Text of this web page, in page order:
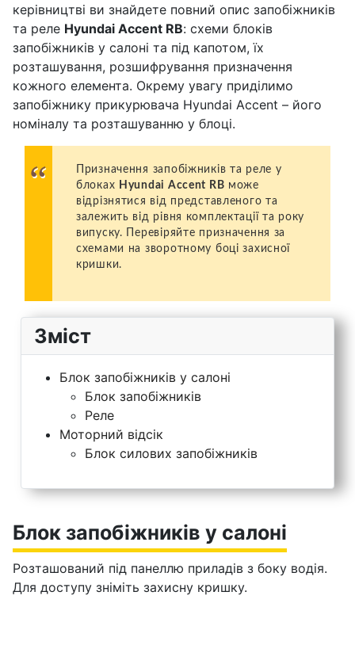
керівництві ви знайдете повний опис запобіжників
та реле Hyundai Accent RB: схеми блоків
запобіжників у салоні та під капотом, їх
розташування, розшифрування призначення
кожного елемента. Окрему увагу приділимо
запобіжнику прикурювача Hyundai Accent – його
номіналу та розташуванню у блоці.
Призначення запобіжників та реле у
блоках Hyundai Accent RB може
відрізнятися від представленого та
залежить від рівня комплектації та року
випуску. Перевіряйте призначення за
схемами на зворотному боці захисної
кришки.
Зміст
Блок запобіжників у салоні
Блок запобіжників
Реле
Моторний відсік
Блок силових запобіжників
Блок запобіжників у салоні
Розташований під панеллю приладів з боку водія.
Для доступу зніміть захисну кришку.